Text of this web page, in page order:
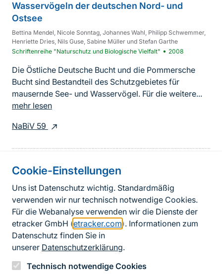
Cookie-Einstellungen
Uns ist Datenschutz wichtig. Standardmäßig
verwenden wir nur technisch notwendige Cookies.
Für die Webanalyse verwenden wir die Dienste der
etracker GmbH (etracker.com ). Informationen zum
Datenschutz finden Sie in
unserer Datenschutzerklärung.
Technisch notwendige Cookies
Wasservögeln der deutschen Nord- und
Ostsee
Bettina Mendel, Nicole Sonntag, Johannes Wahl, Philipp Schwemmer,
Henriette Dries, Nils Guse, Sabine Müller und Stefan Garthe
Schriftenreihe "Naturschutz und Biologische Vielfalt" • 2008
Die Östliche Deutsche Bucht und die Pommersche
Bucht sind Bestandteil des Schutzgebietes für
mausernde See- und Wasservögel. Für die weitere...
mehr lesen
NaBiV 59
Informationen zur Seite
FußzeileKontakt zum BfN
Kontaktformular
Erklärung zur Barrierefreiheit
Impressum